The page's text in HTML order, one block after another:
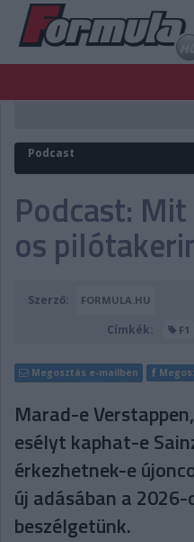
FORMULA
PODCAST
DIGITÁLIS MAGAZIN
Podcast
Podcast:
os
Szerző: FORMULA.HU
Címkék: F1
Megosztás e-mailben
Marad-e
esélyt kaphat-e
érkezhetnek-e
új adásában a
beszélgetünk.